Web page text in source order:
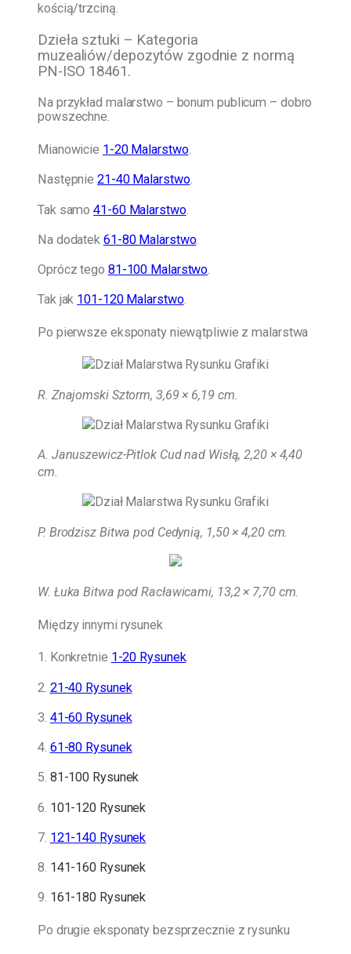
kością/trzciną.
Dzieła sztuki – Kategoria
muzealiów/depozytów zgodnie z normą
PN-ISO 18461.
Na przykład malarstwo – bonum publicum – dobro
powszechne.
Mianowicie 1-20 Malarstwo.
Następnie 21-40 Malarstwo.
Tak samo41-60 Malarstwo.
Na dodatek 61-80 Malarstwo.
Oprócz tego 81-100 Malarstwo.
Tak jak 101-120 Malarstwo.
Po pierwsze eksponaty niewątpliwie z malarstwa
R. Znajomski Sztorm, 3,69 × 6,19 cm
A. Januszewicz-Pitlok Cud nad Wisłą, 2,20 × 4,40
cm.
P. Brodzisz Bitwa pod Cedynią, 1,50 × 4,20 cm.
W. Łuka Bitwa pod Racławicami, 13,2 × 7,70 cm.
Między innymi rysunek
1. Konkretnie 1-20 Rysunek.
2. 21-40 Rysunek
3. 41-60 Rysunek
4. 61-80 Rysunek
5. 81-100 Rysunek
6. 101-120 Rysunek
7. 121-140 Rysunek
8. 141-160 Rysunek
9. 161-180 Rysunek
Po drugie eksponaty bezsprzecznie z rysunku